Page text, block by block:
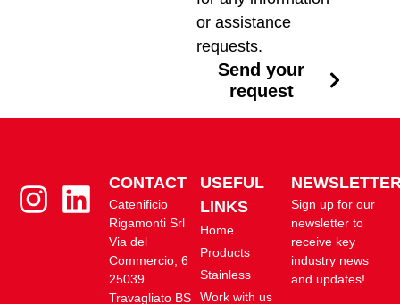
or assistance
requests.
Send your
request
CONTACT
Catenificio
Rigamonti Srl
Via del
Commercio, 6
25039
Travagliato BS
USEFUL
LINKS
Home
Products
Stainless
Work with us
Sign up for our
newsletter to
receive key
industry news
and updates!